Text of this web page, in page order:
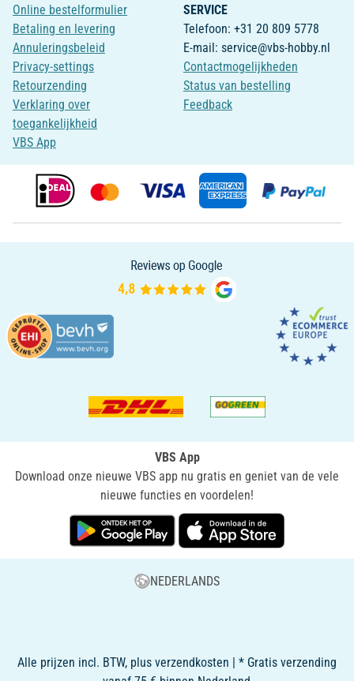
Online bestelformulier
Betaling en levering
Annuleringsbeleid
Privacy-settings
Retourzending
Verklaring over
toegankelijkheid
VBS App
SERVICE
Telefoon: +31 20 809 5778
E-mail: service@vbs-hobby.nl
Contactmogelijkheden
Status van bestelling
Feedback
VBS App
Download onze nieuwe VBS app nu gratis en geniet van de vele
nieuwe functies en voordelen!
NEDERLANDS
Alle prijzen incl. BTW, plus verzendkosten | * Gratis verzending